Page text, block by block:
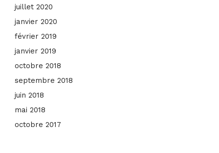
juillet 2020
janvier 2020
février 2019
janvier 2019
octobre 2018
septembre 2018
juin 2018
mai 2018
octobre 2017